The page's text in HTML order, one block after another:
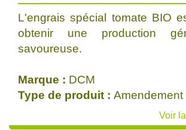
L'engrais spécial tomate BIO
obtenir une production
savoureuse.
Marque : DCM
Type de produit : Amendement
Voir